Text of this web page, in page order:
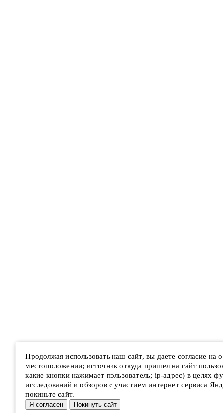
Продолжая использовать наш сайт, вы даете согласие на
местоположении; источник откуда пришел на сайт
какие кнопки нажимает пользователь; ip-адрес) в целях
исследований и обзоров с участием интернет сервиса
покиньте сайт.
Я согласен Покинуть сайт